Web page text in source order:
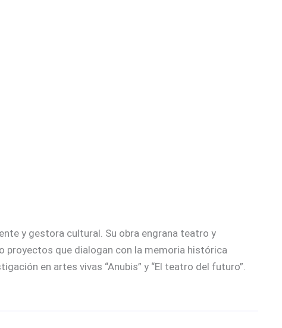
y gestora cultural. Su obra engrana teatro y
proyectos que dialogan con la memoria histórica
en artes vivas “Anubis” y “El teatro del futuro”.